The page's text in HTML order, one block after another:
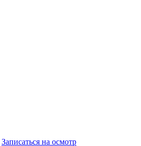
Записаться на осмотр